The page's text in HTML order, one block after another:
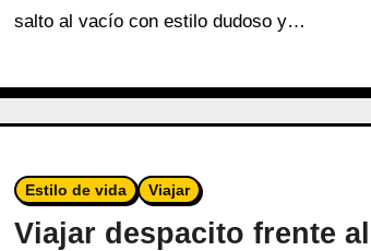
salto al vacío con estilo dudoso y…
Estilo de vida Viajar
Viajar despacito frente al